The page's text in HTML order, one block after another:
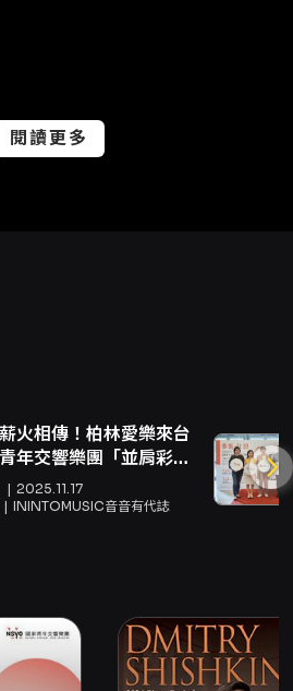
summer of 2025, NSYO,
will present a
featuring Richard
Juan. The orchestra will also
close in Taipei,
will also travel to
their immense talent
This combination of
memorable experience for
閱讀更多
火相傳！柏林愛樂來台
年交響樂團「並肩彩
2025.11.17
ININTOMUSIC音音有代誌